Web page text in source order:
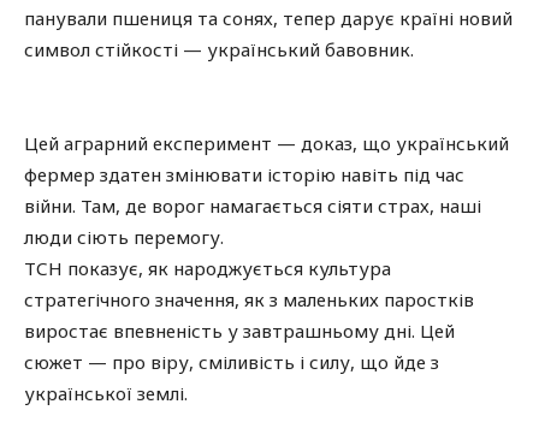
панували пшениця та сонях, тепер дарує країні новий
символ стійкості — український бавовник.
Цей аграрний експеримент — доказ, що український
фермер здатен змінювати історію навіть під час
війни. Там, де ворог намагається сіяти страх, наші
люди сіють перемогу.
ТСН показує, як народжується культура
стратегічного значення, як з маленьких паростків
виростає впевненість у завтрашньому дні. Цей
сюжет — про віру, сміливість і силу, що йде з
української землі.